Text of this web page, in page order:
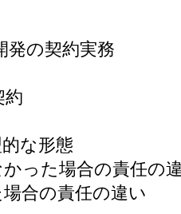
発の契約実務
約
な形態
かった場合の責任の
合の責任の違い